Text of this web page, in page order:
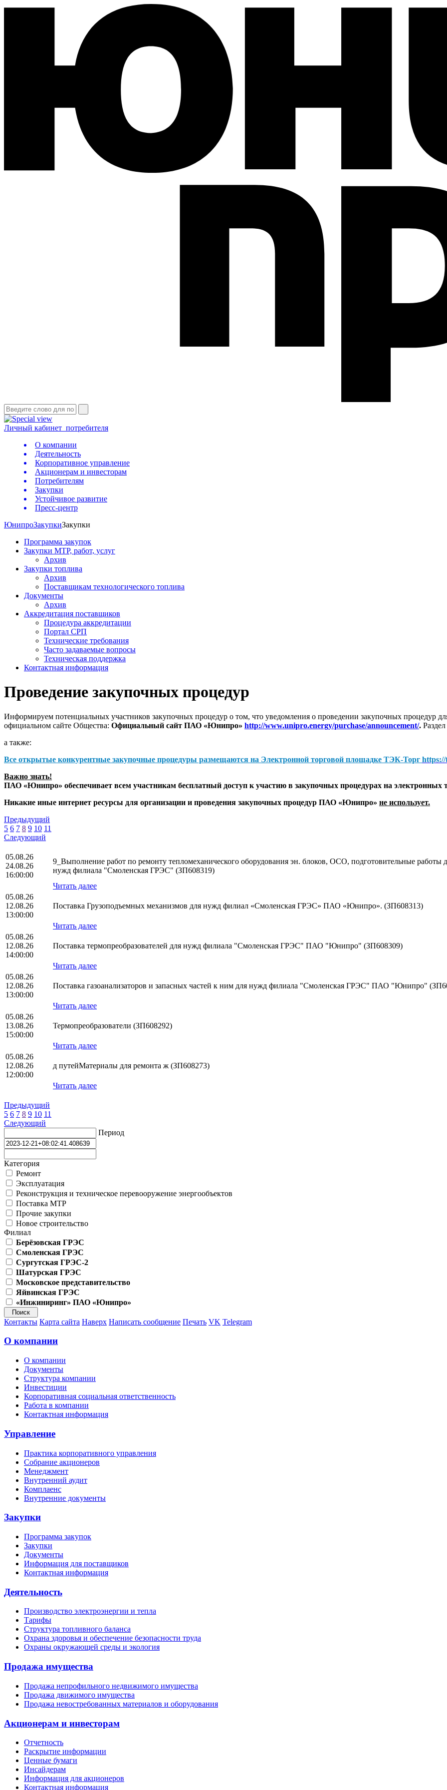
Личный кабинет потребителя
О компании
Деятельность
Корпоративное управление
Акционерам и инвесторам
Потребителям
Закупки
Устойчивое развитие
Пресс-центр
ЮнипроЗакупкиЗакупки
Программа закупок
Закупки МТР, работ, услуг
Архив
Закупки топлива
Архив
Поставщикам технологического топлива
Документы
Архив
Аккредитация поставщиков
Процедура аккредитации
Портал СРП
Технические требования
Часто задаваемые вопросы
Техническая поддержка
Контактная информация
Проведение закупочных процедур
Информируем потенциальных участников закупочных процедур о том, что уведомления о проведении закупочных
официальном сайте Общества: Официальный сайт ПАО «Юнипро» http://www.unipro.energy/purchase/announcement/.
а также:
Все открытые конкурентные закупочные процедуры размещаются на Электронной торговой площадке ТЭК-Торг
Важно знать!
ПАО «Юнипро» обеспечивает всем участникам бесплатный доступ к участию в закупочных процедурах на электронных
Никакие иные интернет ресурсы для организации и проведения закупочных процедур ПАО «Юнипро» не использует.
Предыдущий
5 6 7 8 9 10 11
Следующий
05.08.26
24.08.26
16:00:00
9_Выполнение работ по ремонту тепломеханического оборудования эн. блоков, ОСО, подготовительные
нужд филиала "Смоленская ГРЭС" (ЗП608319)
Читать далее
05.08.26
12.08.26
13:00:00
Поставка Грузоподъемных механизмов для нужд филиал «Смоленская ГРЭС» ПАО «Юнипро». (ЗП608313)
Читать далее
05.08.26
12.08.26
14:00:00
Поставка термопреобразователей для нужд филиала "Смоленская ГРЭС" ПАО "Юнипро" (ЗП608309)
Читать далее
05.08.26
12.08.26
13:00:00
Поставка газоанализаторов и запасных частей к ним для нужд филиала "Смоленская ГРЭС" ПАО "Юнипро"
Читать далее
05.08.26
13.08.26
15:00:00
Термопреобразователи (ЗП608292)
Читать далее
05.08.26
12.08.26
12:00:00
д путейМатериалы для ремонта ж (ЗП608273)
Читать далее
Предыдущий
5 6 7 8 9 10 11
Следующий
Период
Категория
Ремонт
Эксплуатация
Реконструкция и техническое перевооружение энергообъектов
Поставка МТР
Прочие закупки
Новое строительство
Филиал
Берёзовская ГРЭС
Смоленская ГРЭС
Сургутская ГРЭС-2
Шатурская ГРЭС
Московское представительство
Яйвинская ГРЭС
«Инжиниринг» ПАО «Юнипро»
Контакты Карта сайта Наверх Написать сообщение Печать VK Telegram
О компании
О компании
Документы
Структура компании
Инвестиции
Корпоративная социальная ответственность
Работа в компании
Контактная информация
Управление
Практика корпоративного управления
Собрание акционеров
Менеджмент
Внутренний аудит
Комплаенс
Внутренние документы
Закупки
Программа закупок
Закупки
Документы
Информация для поставщиков
Контактная информация
Деятельность
Производство электроэнергии и тепла
Тарифы
Структура топливного баланса
Охрана здоровья и обеспечение безопасности труда
Охраны окружающей среды и экология
Продажа имущества
Продажа непрофильного недвижимого имущества
Продажа движимого имущества
Продажа невостребованных материалов и оборудования
Акционерам и инвесторам
Отчетность
Раскрытие информации
Ценные бумаги
Инсайдерам
Информация для акционеров
Контактная информация